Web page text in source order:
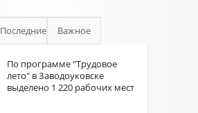
Последние Важное
По программе "Трудовое
лето" в Заводоуковске
выделено 1 220 рабочих мест